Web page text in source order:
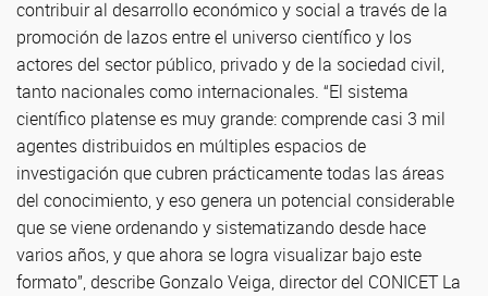
contribuir al desarrollo económico y social a través de la
promoción de lazos entre el universo científico y los
actores del sector público, privado y de la sociedad civil,
tanto nacionales como internacionales. “El sistema
científico platense es muy grande: comprende casi 3 mil
agentes distribuidos en múltiples espacios de
investigación que cubren prácticamente todas las áreas
del conocimiento, y eso genera un potencial considerable
que se viene ordenando y sistematizando desde hace
varios años, y que ahora se logra visualizar bajo este
formato”, describe Gonzalo Veiga, director del CONICET La